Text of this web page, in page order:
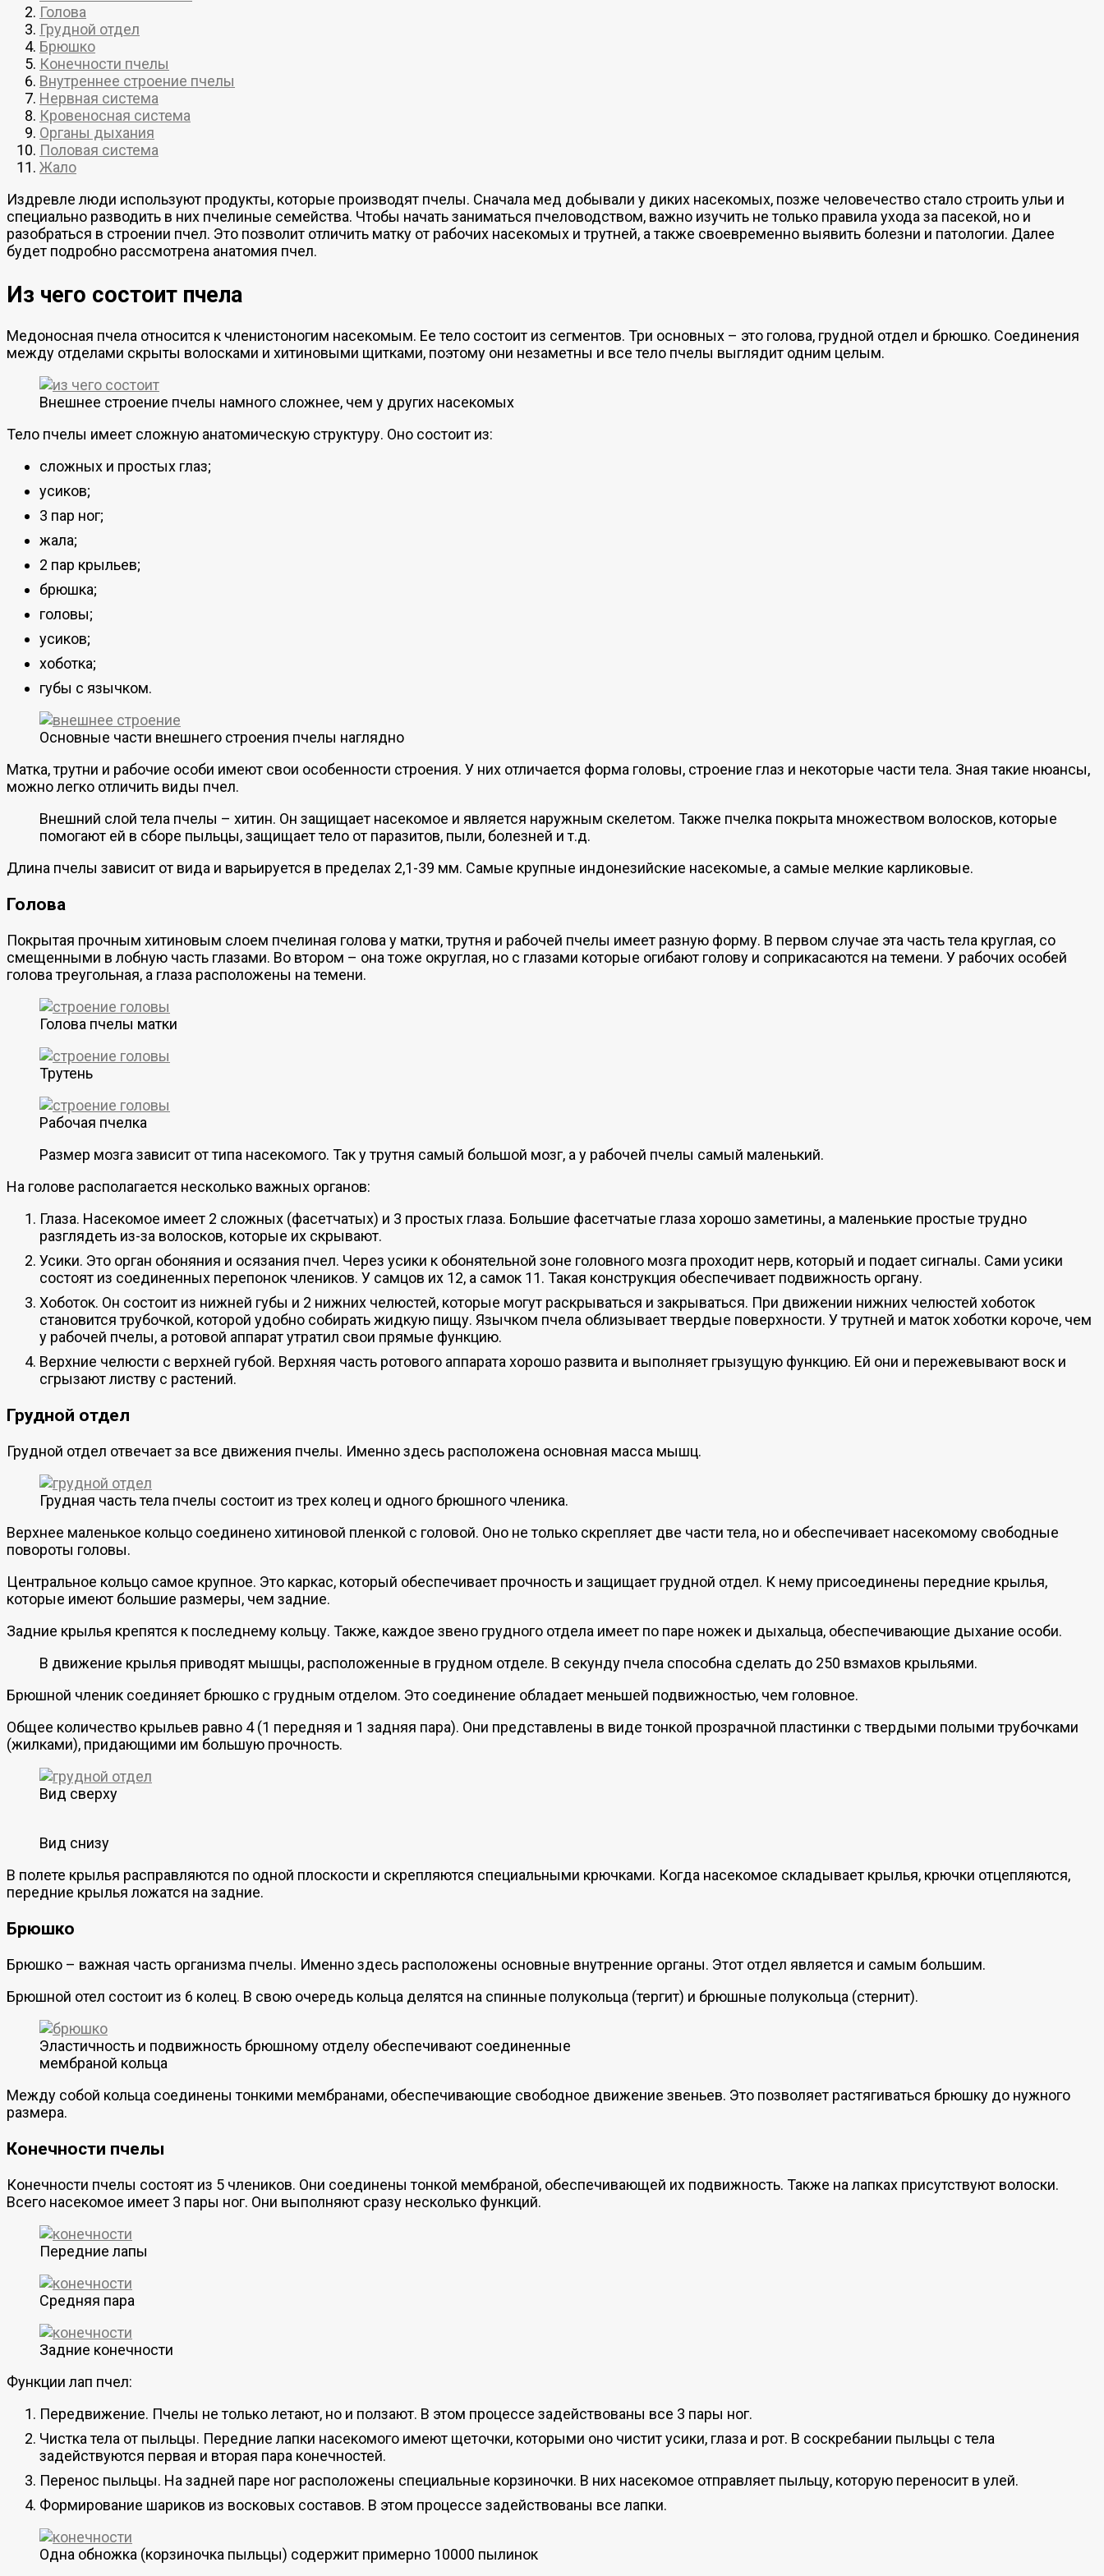
Голова
Грудной отдел
Брюшко
Конечности пчелы
Внутреннее строение пчелы
Нервная система
Кровеносная система
Органы дыхания
Половая система
Жало
Издревле люди используют продукты, которые производят пчелы. Сначала мед добывали у диких насекомых, позже человечество стало строить ульи и
специально разводить в них пчелиные семейства. Чтобы начать заниматься пчеловодством, важно изучить не только правила ухода за пасекой, но и
разобраться в строении пчел. Это позволит отличить матку от рабочих насекомых и трутней, а также своевременно выявить болезни и патологии. Далее
будет подробно рассмотрена анатомия пчел.
Из чего состоит пчела
Медоносная пчела относится к членистоногим насекомым. Ее тело состоит из сегментов. Три основных – это голова, грудной отдел и брюшко. Соединения
между отделами скрыты волосками и хитиновыми щитками, поэтому они незаметны и все тело пчелы выглядит одним целым.
Внешнее строение пчелы намного сложнее, чем у других насекомых
Тело пчелы имеет сложную анатомическую структуру. Оно состоит из:
сложных и простых глаз;
усиков;
3 пар ног;
жала;
2 пар крыльев;
брюшка;
головы;
усиков;
хоботка;
губы с язычком.
Основные части внешнего строения пчелы наглядно
Матка, трутни и рабочие особи имеют свои особенности строения. У них отличается форма головы, строение глаз и некоторые части тела. Зная такие нюансы,
можно легко отличить виды пчел.
Внешний слой тела пчелы – хитин. Он защищает насекомое и является наружным скелетом. Также пчелка покрыта множеством волосков, которые
помогают ей в сборе пыльцы, защищает тело от паразитов, пыли, болезней и т.д.
Длина пчелы зависит от вида и варьируется в пределах 2,1-39 мм. Самые крупные индонезийские насекомые, а самые мелкие карликовые.
Голова
Покрытая прочным хитиновым слоем пчелиная голова у матки, трутня и рабочей пчелы имеет разную форму. В первом случае эта часть тела круглая, со
смещенными в лобную часть глазами. Во втором – она тоже округлая, но с глазами которые огибают голову и соприкасаются на темени. У рабочих особей
голова треугольная, а глаза расположены на темени.
Голова пчелы матки
Трутень
Рабочая пчелка
Размер мозга зависит от типа насекомого. Так у трутня самый большой мозг, а у рабочей пчелы самый маленький.
На голове располагается несколько важных органов:
Глаза. Насекомое имеет 2 сложных (фасетчатых) и 3 простых глаза. Большие фасетчатые глаза хорошо заметины, а маленькие простые трудно
разглядеть из-за волосков, которые их скрывают.
Усики. Это орган обоняния и осязания пчел. Через усики к обонятельной зоне головного мозга проходит нерв, который и подает сигналы. Сами усики
состоят из соединенных перепонок члеников. У самцов их 12, а самок 11. Такая конструкция обеспечивает подвижность органу.
Хоботок. Он состоит из нижней губы и 2 нижних челюстей, которые могут раскрываться и закрываться. При движении нижних челюстей хоботок
становится трубочкой, которой удобно собирать жидкую пищу. Язычком пчела облизывает твердые поверхности. У трутней и маток хоботки короче, чем
у рабочей пчелы, а ротовой аппарат утратил свои прямые функцию.
Верхние челюсти с верхней губой. Верхняя часть ротового аппарата хорошо развита и выполняет грызущую функцию. Ей они и пережевывают воск и
сгрызают листву с растений.
Грудной отдел
Грудной отдел отвечает за все движения пчелы. Именно здесь расположена основная масса мышц.
Грудная часть тела пчелы состоит из трех колец и одного брюшного членика.
Верхнее маленькое кольцо соединено хитиновой пленкой с головой. Оно не только скрепляет две части тела, но и обеспечивает насекомому свободные
повороты головы.
Центральное кольцо самое крупное. Это каркас, который обеспечивает прочность и защищает грудной отдел. К нему присоединены передние крылья,
которые имеют большие размеры, чем задние.
Задние крылья крепятся к последнему кольцу. Также, каждое звено грудного отдела имеет по паре ножек и дыхальца, обеспечивающие дыхание особи.
В движение крылья приводят мышцы, расположенные в грудном отделе. В секунду пчела способна сделать до 250 взмахов крыльями.
Брюшной членик соединяет брюшко с грудным отделом. Это соединение обладает меньшей подвижностью, чем головное.
Общее количество крыльев равно 4 (1 передняя и 1 задняя пара). Они представлены в виде тонкой прозрачной пластинки с твердыми полыми трубочками
(жилками), придающими им большую прочность.
Вид сверху
Вид снизу
В полете крылья расправляются по одной плоскости и скрепляются специальными крючками. Когда насекомое складывает крылья, крючки отцепляются,
передние крылья ложатся на задние.
Брюшко
Брюшко – важная часть организма пчелы. Именно здесь расположены основные внутренние органы. Этот отдел является и самым большим.
Брюшной отел состоит из 6 колец. В свою очередь кольца делятся на спинные полукольца (тергит) и брюшные полукольца (стернит).
Эластичность и подвижность брюшному отделу обеспечивают соединенные
мембраной кольца
Между собой кольца соединены тонкими мембранами, обеспечивающие свободное движение звеньев. Это позволяет растягиваться брюшку до нужного
размера.
Конечности пчелы
Конечности пчелы состоят из 5 члеников. Они соединены тонкой мембраной, обеспечивающей их подвижность. Также на лапках присутствуют волоски.
Всего насекомое имеет 3 пары ног. Они выполняют сразу несколько функций.
Передние лапы
Средняя пара
Задние конечности
Функции лап пчел:
Передвижение. Пчелы не только летают, но и ползают. В этом процессе задействованы все 3 пары ног.
Чистка тела от пыльцы. Передние лапки насекомого имеют щеточки, которыми оно чистит усики, глаза и рот. В соскребании пыльцы с тела
задействуются первая и вторая пара конечностей.
Перенос пыльцы. На задней паре ног расположены специальные корзиночки. В них насекомое отправляет пыльцу, которую переносит в улей.
Формирование шариков из восковых составов. В этом процессе задействованы все лапки.
Одна обножка (корзиночка пыльцы) содержит примерно 10000 пылинок